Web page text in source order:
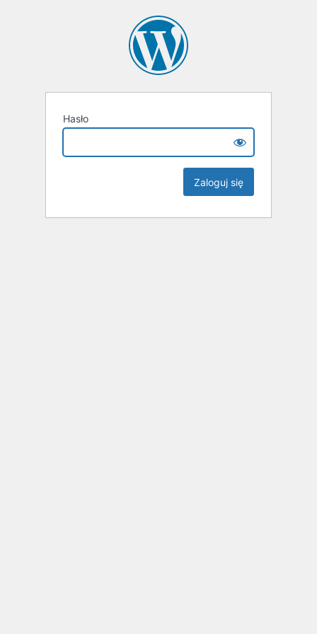
Hasło